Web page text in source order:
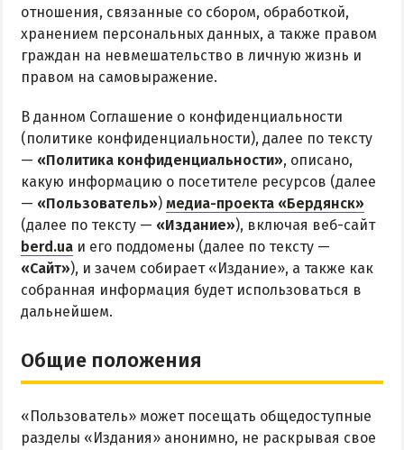
Бердянская коса
БЕРДЯНСКАЯ КОСА
Средняя коса
Дальняя коса
АЗМОЛ
АКЗ
ВЕРХОВАЯ
КОЛОНИЯ
КУРОРТ
ЛИСКИ
МАКОРТЫ
ПЕСКИ
отношения, связанные со сбором, обработкой,
хранением персональных данных, а также правом
граждан на невмешательство в личную жизнь и
правом на самовыражение.
В данном Соглашение о конфиденциальности
(политике конфиденциальности), далее по тексту
— «Политика конфиденциальности», описано,
какую информацию о посетителе ресурсов (далее
— «Пользователь») медиа-проекта «Бердянск»
(далее по тексту — «Издание»), включая веб-сайт
berd.ua и его поддомены (далее по тексту —
«Сайт»), и зачем собирает «Издание», а также как
собранная информация будет использоваться в
дальнейшем.
Общие положения
«Пользователь» может посещать общедоступные
разделы «Издания» анонимно, не раскрывая свое